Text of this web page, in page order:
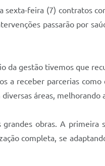
feira (7) contratos
passarão por
da gestão tivemos que
a receber parcerias
áreas,
obras. A primeira
completa, se